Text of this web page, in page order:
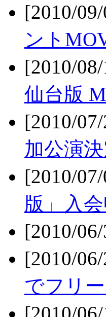
[2010/
ント
[2010/
仙台版
[2010/
加公演
[2010/
版」入
[2010/
[2010/
でフリ